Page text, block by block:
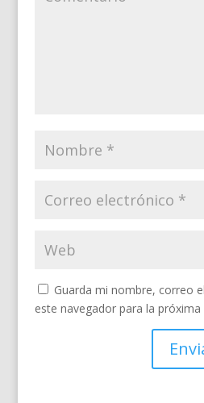
Guarda mi nombre, correo
este navegador para la